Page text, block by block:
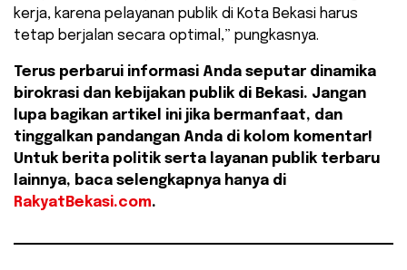
kerja, karena pelayanan publik di Kota Bekasi harus
tetap berjalan secara optimal,” pungkasnya.
Terus perbarui informasi Anda seputar dinamika
birokrasi dan kebijakan publik di Bekasi. Jangan
lupa bagikan artikel ini jika bermanfaat, dan
tinggalkan pandangan Anda di kolom komentar!
Untuk berita politik serta layanan publik terbaru
lainnya, baca selengkapnya hanya di
RakyatBekasi.com.